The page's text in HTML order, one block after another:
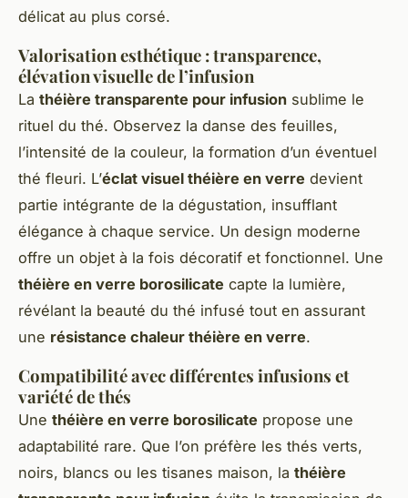
délicat au plus corsé.
Valorisation esthétique : transparence,
élévation visuelle de l’infusion
La théière transparente pour infusion sublime le
rituel du thé. Observez la danse des feuilles,
l’intensité de la couleur, la formation d’un éventuel
thé fleuri. L’éclat visuel théière en verre devient
partie intégrante de la dégustation, insufflant
élégance à chaque service. Un design moderne
offre un objet à la fois décoratif et fonctionnel. Une
théière en verre borosilicate capte la lumière,
révélant la beauté du thé infusé tout en assurant
une résistance chaleur théière en verre.
Compatibilité avec différentes infusions et
variété de thés
Une théière en verre borosilicate propose une
adaptabilité rare. Que l’on préfère les thés verts,
noirs, blancs ou les tisanes maison, la théière